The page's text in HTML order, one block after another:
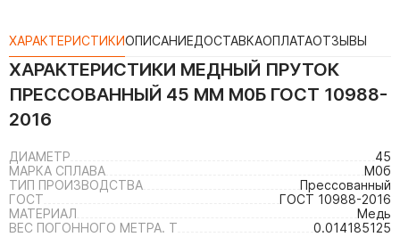
ХАРАКТЕРИСТИКИОПИСАНИЕДОСТАВКАОПЛАТАОТЗЫВЫ
ХАРАКТЕРИСТИКИ МЕДНЫЙ ПРУТОК
ПРЕССОВАННЫЙ 45 ММ М0Б ГОСТ 10988-
2016
ДИАМЕТР
45
МАРКА СПЛАВА
М0б
ТИП ПРОИЗВОДСТВА
Прессованный
ГОСТ
ГОСТ 10988-2016
МАТЕРИАЛ
Медь
ВЕС ПОГОННОГО МЕТРА. Т
0.014185125